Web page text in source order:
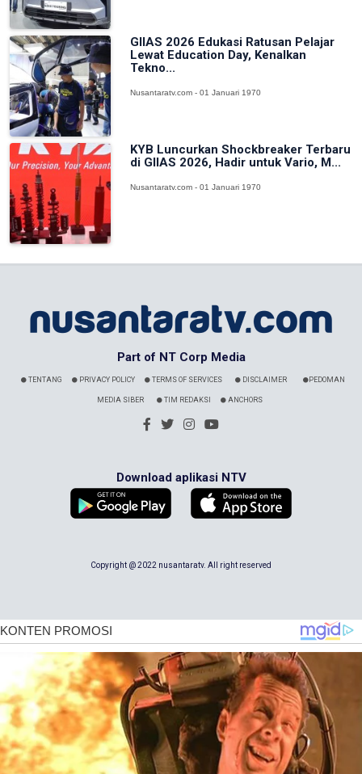
GIIAS 2026 Edukasi Ratusan Pelajar
Lewat Education Day, Kenalkan
Tekno...
Nusantaratv.com - 01 Januari 1970
KYB Luncurkan Shockbreaker Terbaru
di GIIAS 2026, Hadir untuk Vario, M...
Nusantaratv.com - 01 Januari 1970
Part of NT Corp Media
TENTANG PRIVACY POLICY TERMS OF SERVICES DISCLAIMER PEDOMAN
MEDIA SIBER TIM REDAKSI ANCHORS
Download aplikasi NTV
Copyright @ 2022 nusantaratv. All right reserved